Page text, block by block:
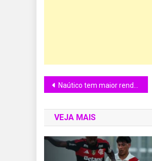
Naútico tem maior renda da sua história
VEJA MAIS